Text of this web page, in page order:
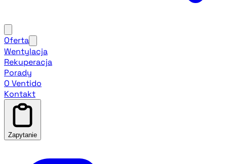
Oferta
Wentylacja
Rekuperacja
Porady
O Ventido
Kontakt
Zapytanie